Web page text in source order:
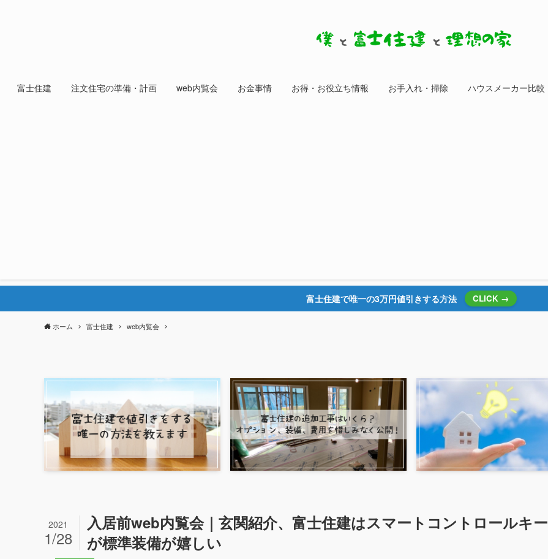
富士住建 注文住宅の準備・計画 web内覧会 お金事情 お得・お役立ち情報 お手入れ・掃除 ハウスメーカー比較
富士住建で唯一の3万円値引きする方法 CLICK →
ホーム 富士住建 web内覧会
入居前web内覧会｜玄関紹介、富士住建はスマートコントロールキー
が標準装備が嬉しい
2021
1/28